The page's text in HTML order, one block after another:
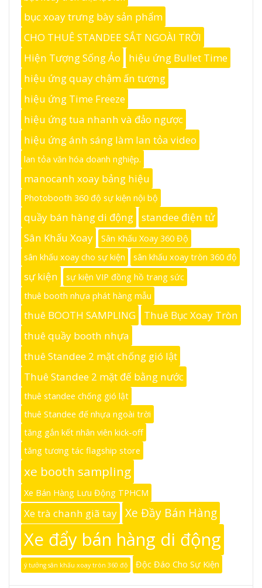
bục xoay trưng bày sản phẩm
CHO THUÊ STANDEE SẮT NGOÀI TRỜI
Hiện Tượng Sống Ảo
hiệu ứng Bullet Time
hiệu ứng quay chậm ấn tượng
hiệu ứng Time Freeze
hiệu ứng tua nhanh và đảo ngược
hiệu ứng ánh sáng làm lan tỏa video
lan tỏa văn hóa doanh nghiệp.
manocanh xoay bảng hiệu
Photobooth 360 độ sự kiện nội bộ
quầy bán hàng di động
standee điện tử
Sân Khấu Xoay
Sân Khấu Xoay 360 Độ
sân khấu xoay cho sự kiện
sân khấu xoay tròn 360 độ
sự kiện
sự kiện VIP đồng hồ trang sức
thuê booth nhựa phát hàng mẫu
thuê BOOTH SAMPLING
Thuê Bục Xoay Tròn
thuê quầy booth nhựa
thuê Standee 2 mặt chống gió lật
Thuê Standee 2 mặt đế bằng nước
thuê standee chống gió lật
thuê Standee đế nhựa ngoài trời
tăng gắn kết nhân viên kick-off
tăng tương tác flagship store
xe booth sampling
Xe Bán Hàng Lưu Động TPHCM
Xe trà chanh giã tay Xe Đầy Bán Hàng
Xe đẩy bán hàng di động
ý tưởng sân khấu xoay tròn 360 độ Độc Đáo Cho Sự Kiện